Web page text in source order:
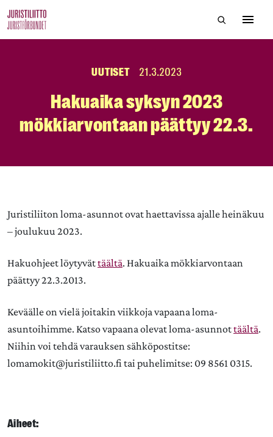
to
Hae
UUTISET 21.3.2023
Hakuaika syksyn 2023
mökkiarvontaan päättyy 22.3.
Juristiliiton loma-asunnot ovat haettavissa ajalle heinäkuu
– joulukuu 2023.
Hakuohjeet löytyvättäältä. Hakuaika mökkiarvontaan
päättyy 22.3.2013.
Keväälle on vielä joitakin viikkoja vapaana loma-
asuntoihimme. Katso vapaana olevat loma-asunnottäältä.
Niihin voi tehdä varauksen sähköpostitse:
lomamokit@juristiliitto.fi tai puhelimitse: 09 8561 0315.
Aiheet: